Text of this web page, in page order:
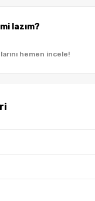
lazım?
hemen incele!